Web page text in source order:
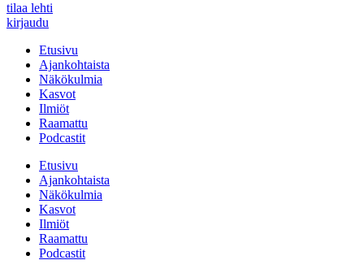
tilaa lehti
kirjaudu
Etusivu
Ajankohtaista
Näkökulmia
Kasvot
Ilmiöt
Raamattu
Podcastit
Etusivu
Ajankohtaista
Näkökulmia
Kasvot
Ilmiöt
Raamattu
Podcastit